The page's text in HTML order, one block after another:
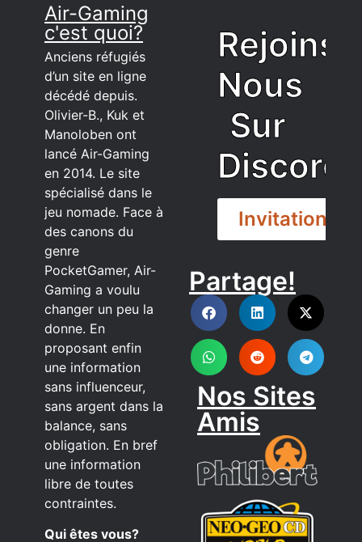
Air-Gaming
c'est quoi?
Anciens réfugiés
d’un site en ligne
décédé depuis.
Olivier-B., Kuk et
Manoloben ont
lancé Air-Gaming
en 2014. Le site
spécialisé dans le
jeu nomade. Face à
des canons du
genre
PocketGamer, Air-
Gaming a voulu
changer un peu la
donne. En
proposant enfin
une information
sans influenceur,
sans argent dans la
balance, sans
obligation. En bref
une information
libre de toutes
contraintes.
Qui êtes vous?
Rejoins
Nous
Sur
Discord
Invitation
DISCORD
Partage!
Nos Sites
Amis